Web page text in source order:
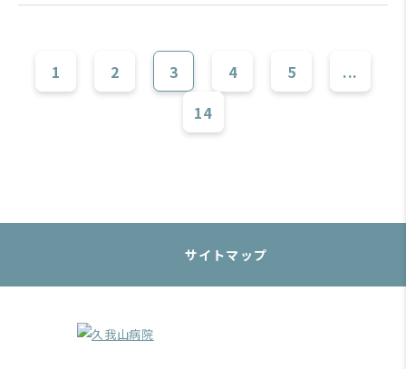
1 2 3 4 5
...
14
サイトマップ